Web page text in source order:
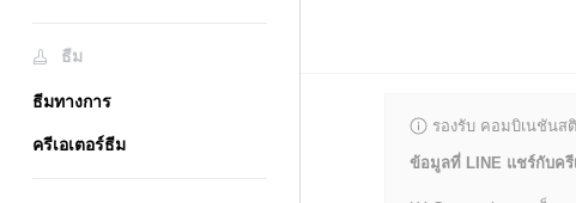
ธีม
ธีมทางการ
ครีเอเตอร์ธีม
รองรับ คอมบิเนชันส
ข้อมูลที่ LINE แชร์กับครี